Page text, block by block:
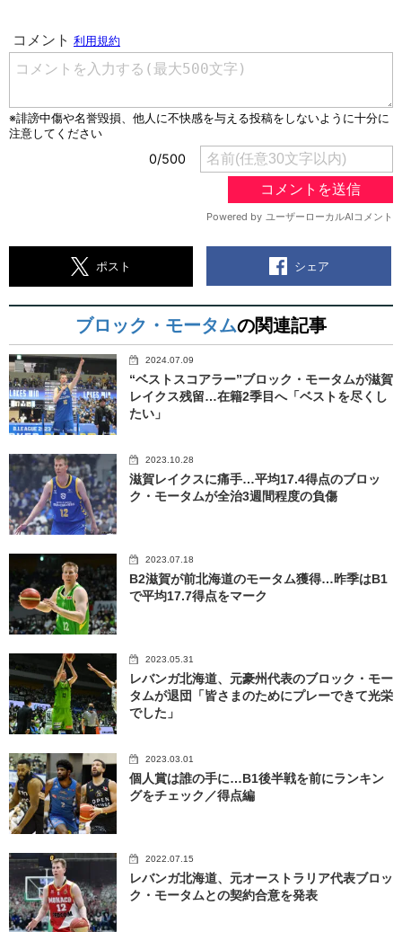
ポスト シェア
ブロック・モータムの関連記事
2024.07.09
“ベストスコアラー”ブロック・モータムが滋賀
レイクス残留…在籍2季目へ「ベストを尽くし
たい」
2023.10.28
滋賀レイクスに痛手…平均17.4得点のブロッ
ク・モータムが全治3週間程度の負傷
2023.07.18
B2滋賀が前北海道のモータム獲得…昨季はB1
で平均17.7得点をマーク
2023.05.31
レバンガ北海道、元豪州代表のブロック・モー
タムが退団「皆さまのためにプレーできて光栄
でした」
2023.03.01
個人賞は誰の手に…B1後半戦を前にランキン
グをチェック／得点編
2022.07.15
レバンガ北海道、元オーストラリア代表ブロッ
ク・モータムとの契約合意を発表